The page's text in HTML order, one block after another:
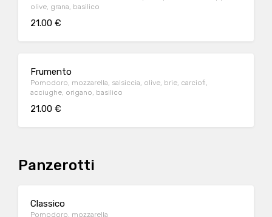
olive, grana, basilico
21.00 €
Frumento
Pomodoro, mozzarella, salsiccia, olive, brie, carciofi,
acciughe, origano, basilico
21.00 €
Panzerotti
Classico
Pomodoro, mozzarella